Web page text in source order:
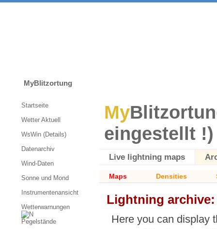
MyBlitzortung
My
eingestellt !)
Live lightning maps
Maps Densities
Lightning
Here you can display
Startseite
Wetter Aktuell
WsWin (Details)
Datenarchiv
Wind-Daten
Sonne und Mond
Instrumentenansicht
Wetterwarnungen
Pegelstände